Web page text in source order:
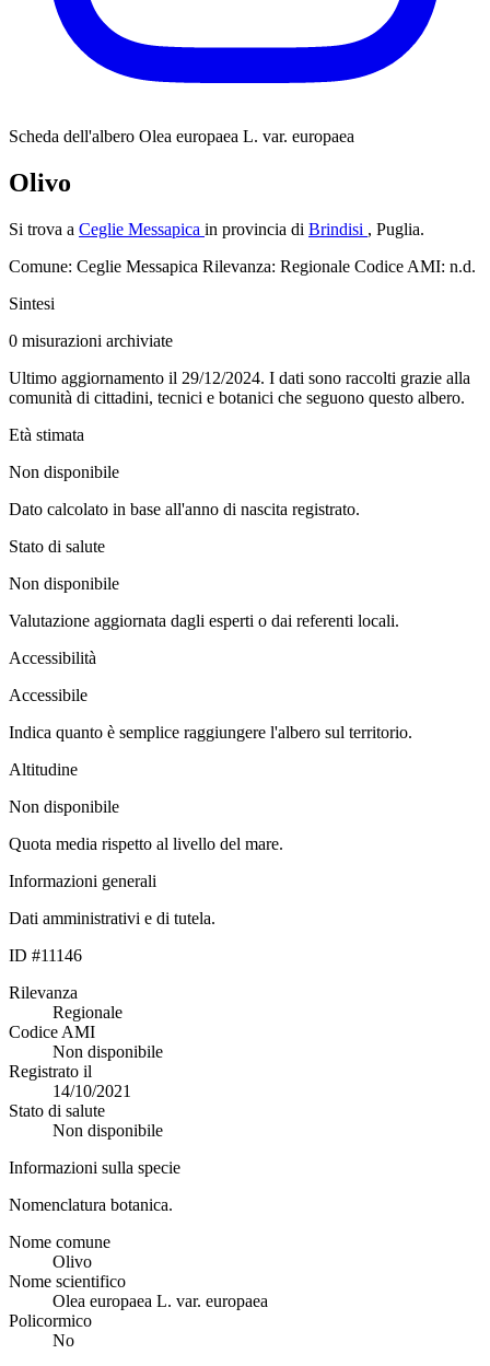
Scheda dell'albero Olea europaea L. var. europaea
Olivo
Si trova a Ceglie Messapica in provincia di Brindisi , Puglia.
Comune: Ceglie Messapica Rilevanza: Regionale Codice AMI: n.d.
Sintesi
0 misurazioni archiviate
Ultimo aggiornamento il 29/12/2024. I dati sono raccolti grazie alla
comunità di cittadini, tecnici e botanici che seguono questo albero.
Età stimata
Non disponibile
Dato calcolato in base all'anno di nascita registrato.
Stato di salute
Non disponibile
Valutazione aggiornata dagli esperti o dai referenti locali.
Accessibilità
Accessibile
Indica quanto è semplice raggiungere l'albero sul territorio.
Altitudine
Non disponibile
Quota media rispetto al livello del mare.
Informazioni generali
Dati amministrativi e di tutela.
ID #11146
Rilevanza
Regionale
Codice AMI
Non disponibile
Registrato il
14/10/2021
Stato di salute
Non disponibile
Informazioni sulla specie
Nomenclatura botanica.
Nome comune
Olivo
Nome scientifico
Olea europaea L. var. europaea
Policormico
No